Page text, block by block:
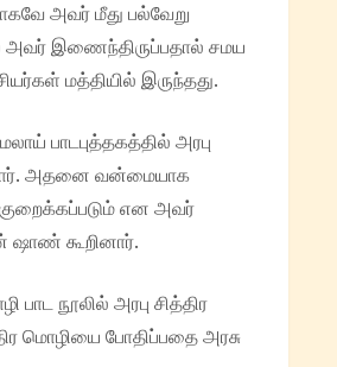
அவர் மீது பல்வேறு
அவர் இணைந்திருப்பதால் சமய
மத்தியில் இருந்தது.
பாடபுத்தகத்தில் அரபு
அதனை வன்மையாக
என அவர்
ஷாண் கூறினார்.
நூலில் அரபு சித்திர
மொழியை போதிப்பதை அரசு